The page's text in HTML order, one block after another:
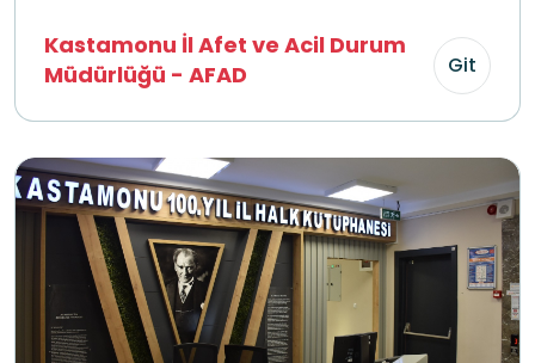
Kastamonu İl Afet ve Acil Durum
Müdürlüğü - AFAD
Git